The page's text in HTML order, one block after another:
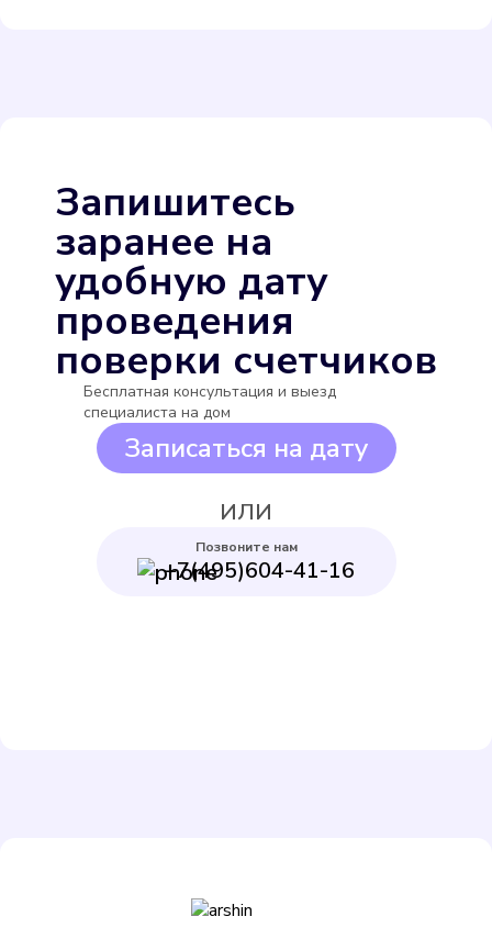
Выбрать
Бетар СГВ-15
Подробнее
Запишитесь
заранее на
удобную дату
проведения
поверки счетчиков
Бесплатная консультация и выезд
специалиста на дом
Записаться на дату
ИЛИ
Позвоните нам
+7(495)604-41-16